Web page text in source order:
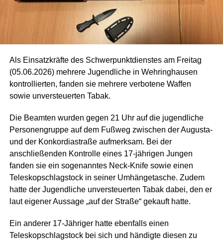
Als Einsatzkräfte des Schwerpunktdienstes am Freitag
(05.06.2026) mehrere Jugendliche in Wehringhausen
kontrollierten, fanden sie mehrere verbotene Waffen
sowie unversteuerten Tabak.
Die Beamten wurden gegen 21 Uhr auf die jugendliche
Personengruppe auf dem Fußweg zwischen der Augusta-
und der Konkordiastraße aufmerksam. Bei der
anschließenden Kontrolle eines 17-jährigen Jungen
fanden sie ein sogenanntes Neck-Knife sowie einen
Teleskopschlagstock in seiner Umhängetasche. Zudem
hatte der Jugendliche unversteuerten Tabak dabei, den er
laut eigener Aussage „auf der Straße“ gekauft hatte.
Ein anderer 17-Jähriger hatte ebenfalls einen
Teleskopschlagstock bei sich und händigte diesen zu